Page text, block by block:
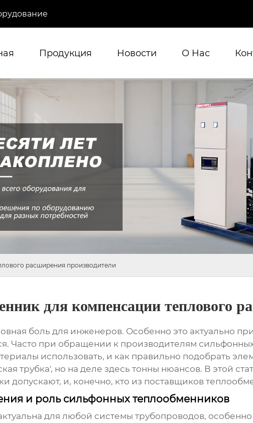
Продукция Новости О Hас
расширения производители
для компенсации теплового
боль для инженеров. Особенно это актуально
Часто при обращении к производителям
использовать, и как правильно подобрать
трубка', но на деле здесь тонны нюансов. В этой
допускают, и, конечно, кто из поставщиков
и роль сильфонных теплообменников
для любой системы трубопроводов,